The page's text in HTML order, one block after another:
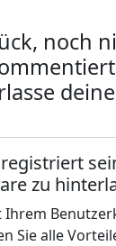
noch
zu
Ihrem
Sie alle